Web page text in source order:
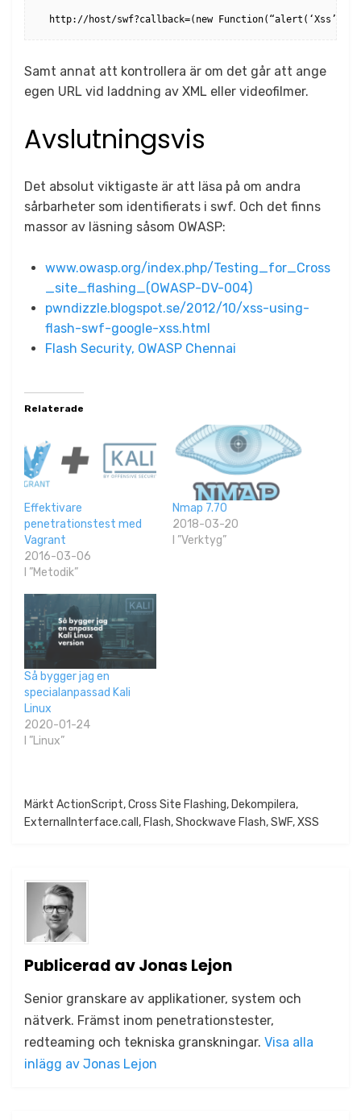
http://host/swf?callback=
Samt annat att kontrollera är om det går att ange
egen URL vid laddning av XML eller videofilmer.
Avslutningsvis
Det absolut viktigaste är att läsa på om andra
sårbarheter som identifierats i swf. Och det finns
massor av läsning såsom OWASP:
www.owasp.org/index.php/Testing_for_Cross
_site_flashing_(OWASP-DV-004)
pwndizzle.blogspot.se/2012/10/xss-using-
flash-swf-google-xss.html
Flash Security, OWASP Chennai
Relaterade
Effektivare
penetrationstest med
Vagrant
2016-03-06
I ”Metodik”
Nmap 7.70
2018-03-20
I ”Verktyg”
Så bygger jag en
specialanpassad Kali
Linux
2020-01-24
I ”Linux”
Publicerat iMetodik
Märkt ActionScript,Cross Site Flashing,Dekompilera,
ExternalInterface.call,Flash,Shockwave Flash,SWF,XSS
Publicerad avJonas Lejon
Senior granskare av applikationer, system och
nätverk. Främst inom penetrationstester,
redteaming och tekniska granskningar. Visa alla
inlägg av Jonas Lejon